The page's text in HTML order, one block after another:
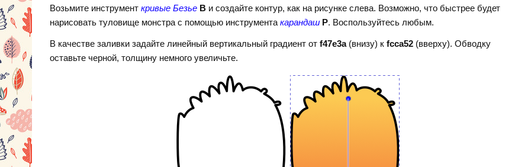
Возьмите инструменткривые Безье В и создайте контур, как на рисунке слева. Возможно, что быстрее будет
нарисовать туловище монстра с помощью инструментакарандаш Р. Воспользуйтесь любым.
В качестве заливки задайте линейный вертикальный градиент отf47e3a(внизу) кfcca52 (вверху). Обводку
оставьте черной, толщину немного увеличьте.